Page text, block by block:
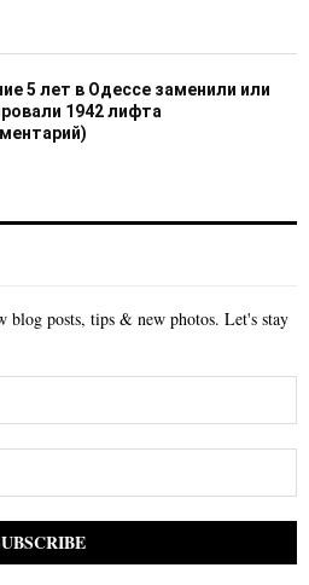
5 лет в Одессе заменили или
1942 лифта
blog posts, tips & new photos. Let's stay